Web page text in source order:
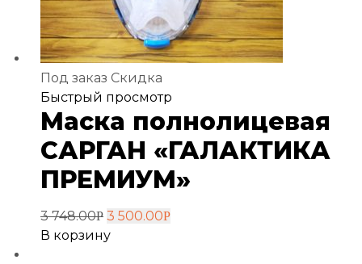
Под заказ Скидка
Добавить
в
Быстрый просмотр
Маска полнолицевая
САРГАН «ГАЛАКТИКА
ПРЕМИУМ»
3 748.00Р 3 500.00Р
В корзину